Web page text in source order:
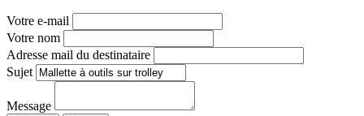
Votre e-mail
Votre nom
Adresse mail du destinataire
Sujet
Message